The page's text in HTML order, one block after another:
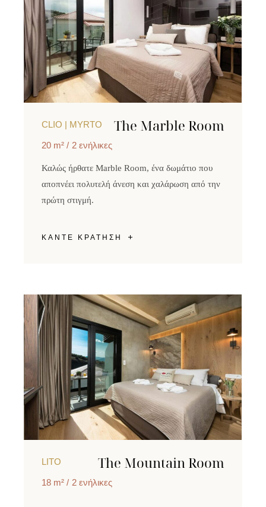
CLIO | MYRTO The Marble Room
20 m² 2 ενήλικες
Καλώς ήρθατε Marble Room, ένα δωμάτιο που
αποπνέει πολυτελή άνεση και χαλάρωση από την
πρώτη στιγμή.
ΚΑΝΤΕ ΚΡΑΤΗΣΗ
LITO The Mountain Room
18 m² 2 ενήλικες